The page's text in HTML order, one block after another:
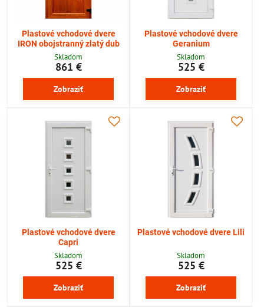
Plastové vchodové dvere
IRON obojstranný zlatý dub
Skladom
861 €
Zobraziť
Plastové vchodové dvere
Geranium
Skladom
525 €
Zobraziť
Plastové vchodové dvere
Capri
Skladom
525 €
Zobraziť
Plastové vchodové dvere Lili
Skladom
525 €
Zobraziť